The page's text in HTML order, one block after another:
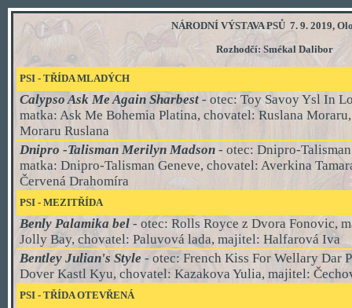
NÁRODNÍ VÝSTAVA PSŮ 7. 9. 2019,
Rozhodčí: Smékal Dalibor
PSI - TŘÍDAMLADÝCH
Calypso Ask Me Again Sharbest - otec: Toy Savoy Ysl In
matka: Ask Me Bohemia Platina, chovatel: Ruslana
Moraru Ruslana
Dnipro -Talisman Merilyn Madson - otec: Dnipro-
matka: Dnipro-Talisman Geneve, chovatel: Averkina
Červená Drahomíra
PSI - MEZITŘÍDA
Benly Palamika bel - otec: Rolls Royce z Dvora Fonovic,
Jolly Bay, chovatel: Paluvová lada, majitel: Halfarová Iva
Bentley Julian's Style - otec: French Kiss For Wellary Dar
Dover Kastl Kyu, chovatel: Kazakova Yulia, majitel:
PSI - TŘÍDAOTEVŘENÁ